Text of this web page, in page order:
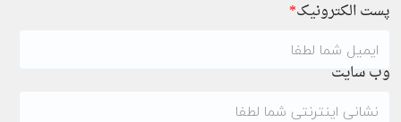
پست الکترونیک*
وب سایت